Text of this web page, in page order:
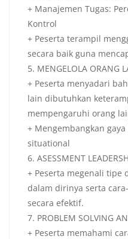
+ Manajemen Tugas:
Kontrol
+ Peserta terampil
secara baik guna
5. MENGELOLA ORANG
+ Peserta menyadari
lain dibutuhkan
mempengaruhi orang
+ Mengembangkan
situational
6. ASESSMENT
+ Peserta megenali tipe
dalam dirinya serta
secara efektif.
7. PROBLEM SOLVING
+ Peserta memahami